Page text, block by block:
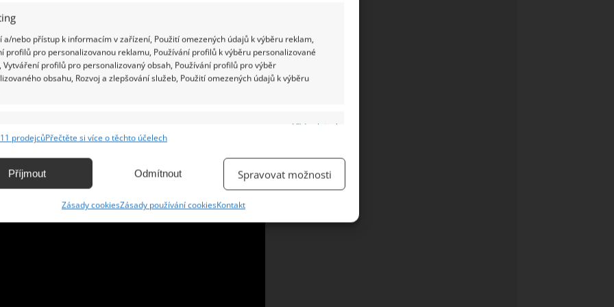
a/nebo přístup k informacím v zařízení, Použití omezených údajů k výběru reklam,
profilů pro personalizovanou reklamu, Používání profilů k výběru personalizované
Vytváření profilů pro personalizovaný obsah, Používání profilů pro výběr
obsahu, Rozvoj a zlepšování služeb, Použití omezených údajů k výběru
Vždy aktivní
zařízení na základě automaticky přenášených informací.
aktivně vyžádaných informací.
a sdělování voleb ochrany osobních údajů.
prodejcůPřečtěte si více o těchto účelech
Příjmout Odmítnout Spravovat možnosti
Zásady cookiesZásady používání cookiesKontakt
toaleta. Mladý pár nemá velké životní nároky,